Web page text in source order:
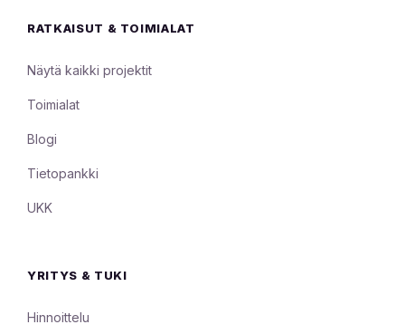
RATKAISUT & TOIMIALAT
Näytä kaikki projektit
Toimialat
Blogi
Tietopankki
UKK
YRITYS & TUKI
Hinnoittelu